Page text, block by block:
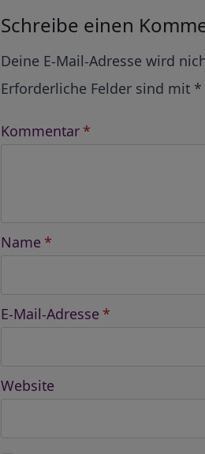
Schreibe einen
Deine E-Mail-Adresse wird
Erforderliche Felder sind mit *
Kommentar *
Name *
E-Mail-Adresse *
Website